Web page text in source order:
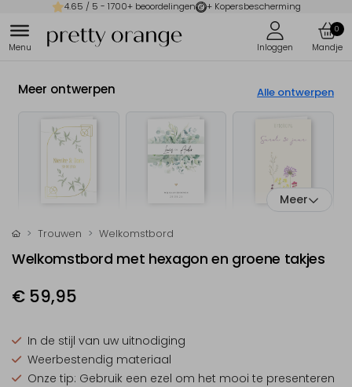
4.65 / 5 - 1700+ beoordelingen + Kopersbescherming
0
Meer ontwerpen Alle ontwerpen
Meer
Trouwen Welkomstbord
Welkomstbord met hexagon en groene takjes
€ 59,95
In de stijl van uw uitnodiging
Weerbestendig materiaal
Onze tip: Gebruik een ezel om het mooi te presenteren